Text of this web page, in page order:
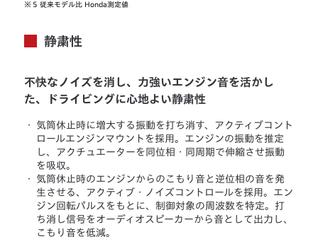
※ 5 従来モデル比 Honda測定値
静粛性
不快なノイズを消し、力強いエンジン音を活かし
た、ドライビングに心地よい静粛性
・
気筒休止時に増大する振動を打ち消す、アクティブコント
ロールエンジンマウントを採用。エンジンの振動を推定
し、アクチュエーターを同位相・同周期で伸縮させ振動
を吸収。
・
気筒休止時のエンジンからのこもり音と逆位相の音を発
生させる、アクティブ・ノイズコントロールを採用。エン
ジン回転パルスをもとに、制御対象の周波数を特定。打
ち消し信号をオーディオスピーカーから音として出力し、
こもり音を低減。